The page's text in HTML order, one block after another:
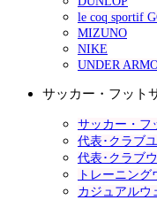
le coq sportif
MIZUNO
NIKE
UNDER
サッカー・フット
サッカー・フ
代表･クラブ
代表･クラブ
トレーニング
カジュアルウ